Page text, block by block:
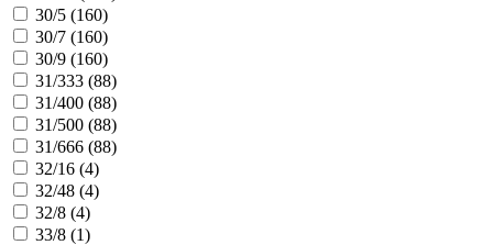
30/5 (160)
30/7 (160)
30/9 (160)
31/333 (88)
31/400 (88)
31/500 (88)
31/666 (88)
32/16 (4)
32/48 (4)
32/8 (4)
33/8 (1)